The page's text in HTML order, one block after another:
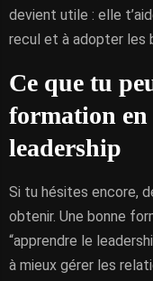
devient utile : elle
recul et à adopter les
Ce que tu
formation en
leadership
Si tu hésites encore,
obtenir. Une bonne
“apprendre le
à mieux gérer les